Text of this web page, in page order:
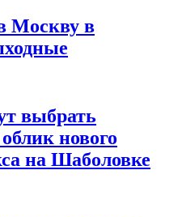
Москву в
выбрать
нового
на Шаболовке